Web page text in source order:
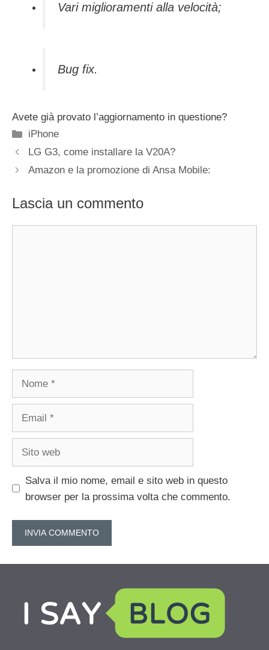
Vari miglioramenti alla velocità;
Bug fix.
Avete già provato l’aggiornamento in questione?
Categorie
iPhone
LG G3, come installare la V20A?
Amazon e la promozione di Ansa Mobile:
Lascia un commento
Nome
Email
Sito
Salva il mio nome, email e sito web in questo
browser per la prossima volta che commento.